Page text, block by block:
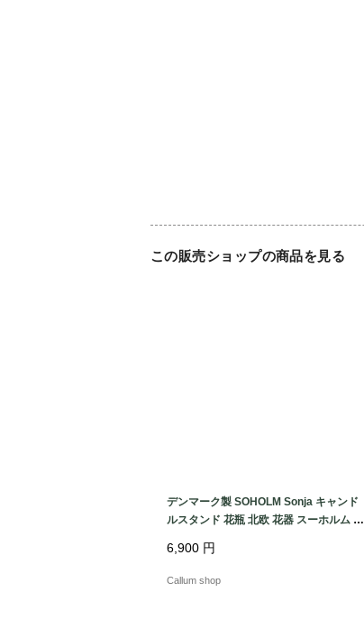
この販売ショップの商品を見る
デンマーク製 SOHOLM Sonja キャンド
ルスタンド 花瓶 北欧 花器 スーホルム 一
731 ig4995
6,900 円
Callum shop